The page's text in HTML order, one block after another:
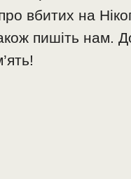
вбитих на
пишіть нам.